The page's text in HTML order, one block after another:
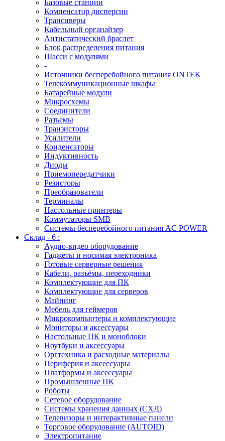
Базовые станции
Компенсатор дисперсии
Трансиверы
Кабельный органайзер
Антистатический браслет
Блок распределения питания
Шасси с модулями
-
Источники бесперебойного питания ONTEK
Телекоммуникационные шкафы
Батарейные модули
Микросхемы
Соединители
Разъемы
Транзисторы
Усилители
Конденсаторы
Индуктивность
Диоды
Приемопередатчики
Резисторы
Преобразователи
Терминалы
Настольные принтеры
Коммутаторы SMB
Системы бесперебойного питания AC POWER
Склад - 6 :
Аудио-видео оборудование
Гаджеты и носимая электроника
Готовые серверные решения
Кабели, разъёмы, переходники
Комплектующие для ПК
Комплектующие для серверов
Майнинг
Мебель для геймеров
Микрокомпьютеры и комплектующие
Мониторы и аксессуары
Настольные ПК и моноблоки
Ноутбуки и аксессуары
Оргтехника и расходные материалы
Периферия и аксессуары
Платформы и аксессуары
Промышленные ПК
Роботы
Сетевое оборудование
Системы хранения данных (СХД)
Телевизоры и интерактивные панели
Торговое оборудование (AUTOID)
Электропитание